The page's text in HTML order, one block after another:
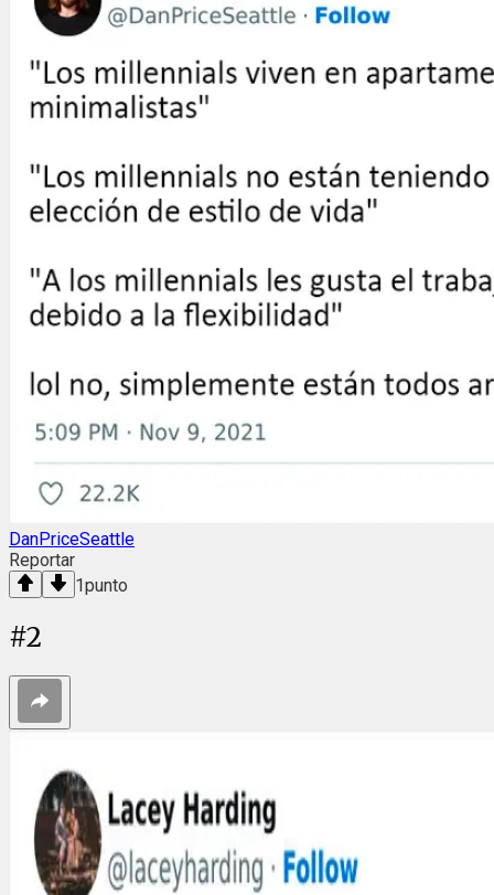
DanPriceSeattle
Reportar
1punto
#2